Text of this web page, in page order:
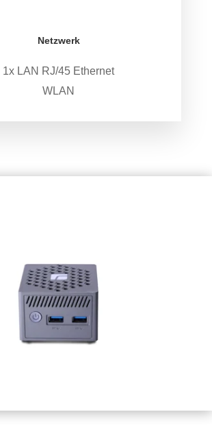
Netzwerk
1x LAN RJ/45 Ethernet
WLAN